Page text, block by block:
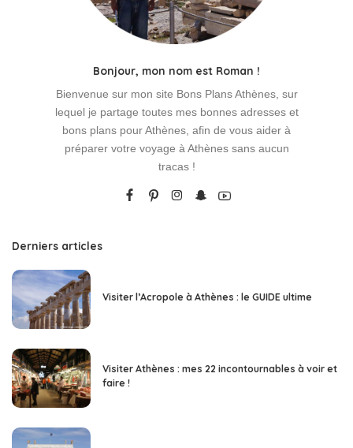
Bonjour, mon nom est Roman !
Bienvenue sur mon site Bons Plans Athènes, sur
lequel je partage toutes mes bonnes adresses et
bons plans pour Athènes, afin de vous aider à
préparer votre voyage à Athènes sans aucun
tracas !
Derniers articles
Visiter l’Acropole à Athènes : le GUIDE ultime
Visiter Athènes : mes 22 incontournables à voir et
faire !